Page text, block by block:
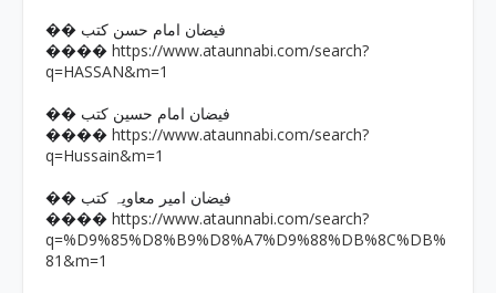
�� فیضان امام حسن کتب
���� https://www.ataunnabi.com/search?
q=HASSAN&m=1
�� فیضان امام حسین کتب
���� https://www.ataunnabi.com/search?
q=Hussain&m=1
�� فیضان امیر معاویہ کتب
���� https://www.ataunnabi.com/search?
q=%D9%85%D8%B9%D8%A7%D9%88%DB%8C%DB%
81&m=1